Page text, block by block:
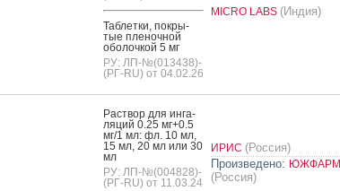
Таб­летки, пок­ры­
тые пле­ноч­ной
обо­лоч­кой 5 мг
РУ: ЛП-№(013438)-
(РГ-RU) от 04.02.26
MICRO LABS (Индия)
Рас­твор для ин­га­
ляций 0.25 мг+0.5
мг/1 мл: фл. 10 мл,
15 мл, 20 мл или 30
мл
РУ: ЛП-№(004828)-
(РГ-RU) от 11.03.24
ИРИС (Россия)
Произведено: ЮЖФАРМ
(Россия)